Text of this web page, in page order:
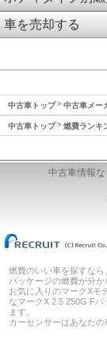
車を売却する
中古車トップ 中古車メー
中古車トップ 燃費ランキ
中古車情報
燃費のいい車を探すな
パッケージの燃費が分か
お気に入りのマークXモ
なマークX 2.5 250G F
ます。
カーセンサーはあなたの